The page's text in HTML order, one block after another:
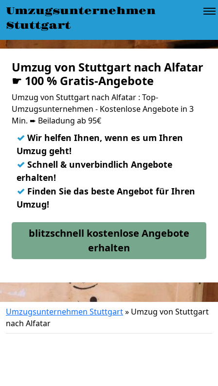
Umzugsunternehmen
Stuttgart
Umzug von Stuttgart nach Alfatar
☛ 100 % Gratis-Angebote
Umzug von Stuttgart nach Alfatar : Top-
Umzugsunternehmen - Kostenlose Angebote in 3
Min. ➨ Beiladung ab 95€
✓ Wir helfen Ihnen, wenn es um Ihren
Umzug geht!
✓ Schnell & unverbindlich Angebote
erhalten!
✓ Finden Sie das beste Angebot für Ihren
Umzug!
blitzschnell kostenlose Angebote
erhalten
Umzugsunternehmen Stuttgart» Umzug von Stuttgart
nach Alfatar